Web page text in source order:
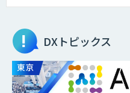
DXトピックス